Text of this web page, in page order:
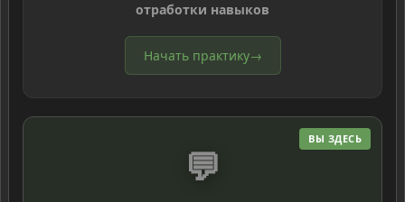
отработки навыков
Начать практику→
ВЫ ЗДЕСЬ
💬